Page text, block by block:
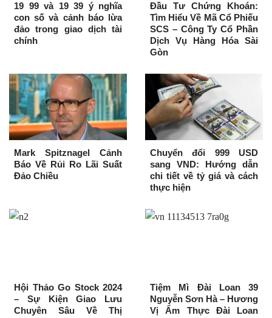
19 99 và 19 39 ý nghĩa
con số và cảnh báo lừa
đảo trong giao dịch tài
chính
Đầu Tư Chứng Khoán:
Tìm Hiểu Về Mã Cổ Phiếu
SCS – Công Ty Cổ Phần
Dịch Vụ Hàng Hóa Sài
Gòn
Mark Spitznagel Cảnh
Báo Về Rủi Ro Lãi Suất
Đảo Chiều
Chuyển đổi 999 USD
sang VND: Hướng dẫn
chi tiết về tỷ giá và cách
thực hiện
Hội Thảo Go Stock 2024
– Sự Kiện Giao Lưu
Chuyên Sâu Về Thị
Tiệm Mì Đài Loan 39
Nguyễn Sơn Hà – Hương
Vị Ẩm Thực Đài Loan